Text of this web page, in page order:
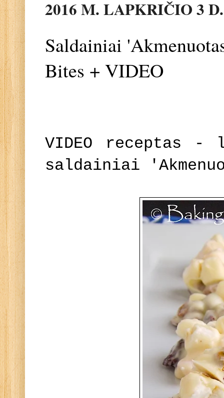
2016 M. LAPKRIČIO 3
Saldainiai
Bites + VIDEO
VIDEO receptas -
saldainiai